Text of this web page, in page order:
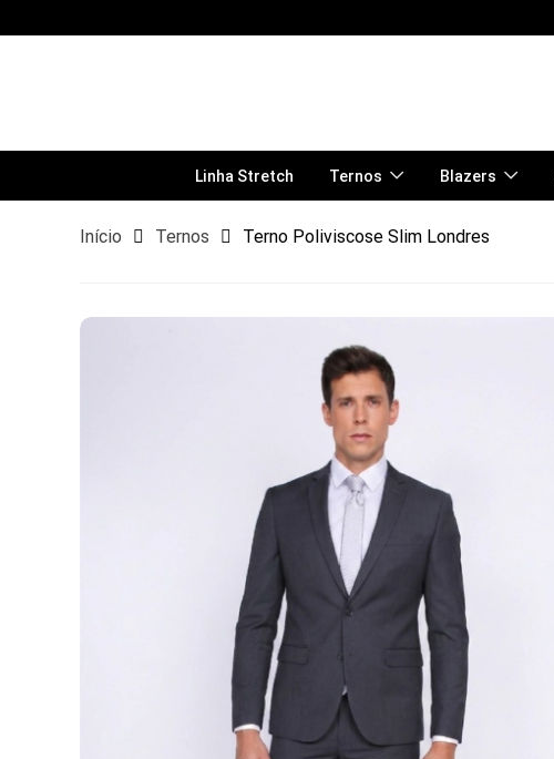
Linha Stretch Ternos Blazers
Início Ternos Terno Poliviscose Slim Londres